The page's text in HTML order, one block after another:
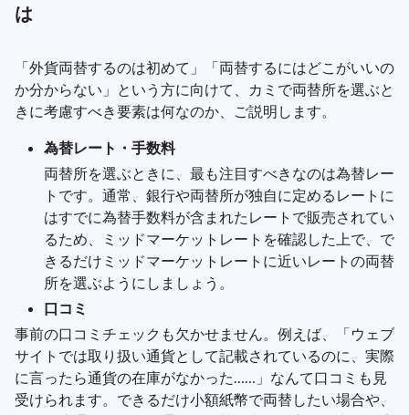
は
「外貨両替するのは初めて」「両替するにはどこがいいの
か分からない」という方に向けて、カミで両替所を選ぶと
きに考慮すべき要素は何なのか、ご説明します。
為替レート・手数料
両替所を選ぶときに、最も注目すべきなのは為替レー
トです。通常、銀行や両替所が独自に定めるレートに
はすでに為替手数料が含まれたレートで販売されてい
るため、ミッドマーケットレートを確認した上で、で
きるだけミッドマーケットレートに近いレートの両替
所を選ぶようにしましょう。
口コミ
事前の口コミチェックも欠かせません。例えば、「ウェブ
サイトでは取り扱い通貨として記載されているのに、実際
に言ったら通貨の在庫がなかった……」なんて口コミも見
受けられます。できるだけ小額紙幣で両替したい場合や、